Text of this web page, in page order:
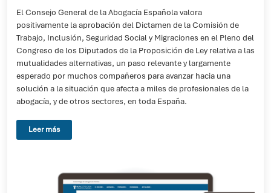
El Consejo General de la Abogacía Española valora
positivamente la aprobación del Dictamen de la Comisión de
Trabajo, Inclusión, Seguridad Social y Migraciones en el Pleno del
Congreso de los Diputados de la Proposición de Ley relativa a las
mutualidades alternativas, un paso relevante y largamente
esperado por muchos compañeros para avanzar hacia una
solución a la situación que afecta a miles de profesionales de la
abogacía, y de otros sectores, en toda España.
Leer más